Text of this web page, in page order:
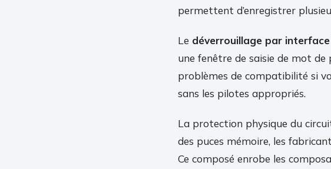
permettent d’enregistrer
Le déverrouillage par
une fenêtre de saisie de mot de
problèmes de compatibilité si
sans les pilotes appropriés.
La protection physique du
des puces mémoire, les
Ce composé enrobe les